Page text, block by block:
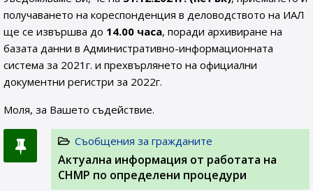
получаването на кореспонденция в деловодството на ИАЛ
ще се извършва до 14.00 часа, поради архивиране на
базата данни в Административно-информационната
система за 2021г. и прехвърлянето на официални
документни регистри за 2022г.
Моля, за Вашето съдействие.
Съобщения за гражданите
Актуална информация от работата на
CHMP по определени процедури